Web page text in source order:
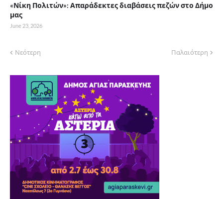
«Νίκη Πολιτών»: Απαράδεκτες διαβάσεις πεζών στο Δήμο
μας
June 23, 2026
Νεότερη Παλαιότερη